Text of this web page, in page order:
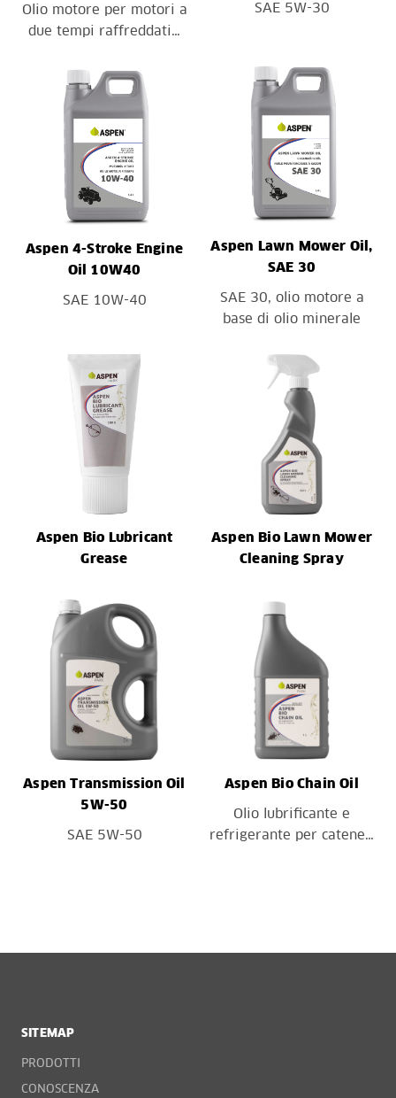
Olio motore per motori a
due tempi raffreddati…
SAE 5W-30
Aspen 4-Stroke Engine
Oil 10W40
SAE 10W-40
Aspen Lawn Mower Oil,
SAE 30
SAE 30, olio motore a
base di olio minerale
Aspen Bio Lubricant
Grease
Aspen Bio Lawn Mower
Cleaning Spray
Aspen Transmission Oil
5W-50
SAE 5W-50
Aspen Bio Chain Oil
Olio lubrificante e
refrigerante per catene…
SITEMAP
PRODOTTI
CONOSCENZA